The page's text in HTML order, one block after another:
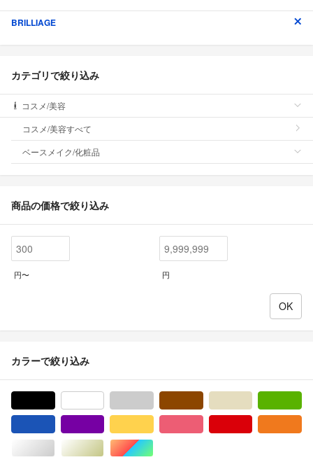
BRILLIAGE
カテゴリで絞り込み
コスメ/美容
コスメ/美容すべて
ベースメイク/化粧品
商品の価格で絞り込み
円〜 円
カラーで絞り込み
シルバー/銀色系ゴールド/金色系マルチカラー